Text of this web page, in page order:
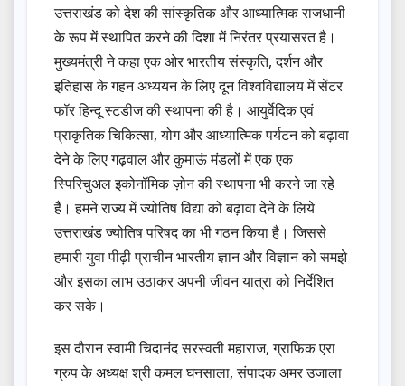
उत्तराखंड को देश की सांस्कृतिक और आध्यात्मिक राजधानी
के रूप में स्थापित करने की दिशा में निरंतर प्रयासरत है।
मुख्यमंत्री ने कहा एक ओर भारतीय संस्कृति, दर्शन और
इतिहास के गहन अध्ययन के लिए दून विश्वविद्यालय में सेंटर
फॉर हिन्दू स्टडीज की स्थापना की है। आयुर्वेदिक एवं
प्राकृतिक चिकित्सा, योग और आध्यात्मिक पर्यटन को बढ़ावा
देने के लिए गढ़वाल और कुमाऊं मंडलों में एक एक
स्पिरिचुअल इकोनॉमिक ज़ोन की स्थापना भी करने जा रहे
हैं। हमने राज्य में ज्योतिष विद्या को बढ़ावा देने के लिये
उत्तराखंड ज्योतिष परिषद का भी गठन किया है। जिससे
हमारी युवा पीढ़ी प्राचीन भारतीय ज्ञान और विज्ञान को समझे
और इसका लाभ उठाकर अपनी जीवन यात्रा को निर्देशित
कर सके।
इस दौरान स्वामी चिदानंद सरस्वती महाराज, ग्राफिक एरा
ग्रुप के अध्यक्ष श्री कमल घनसाला, संपादक अमर उजाला